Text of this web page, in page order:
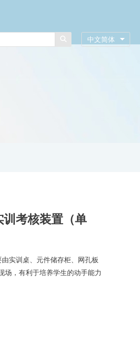
中文简体
考核装置（单
实训桌、元件储存柜、网孔板
场，有利于培养学生的动手能力